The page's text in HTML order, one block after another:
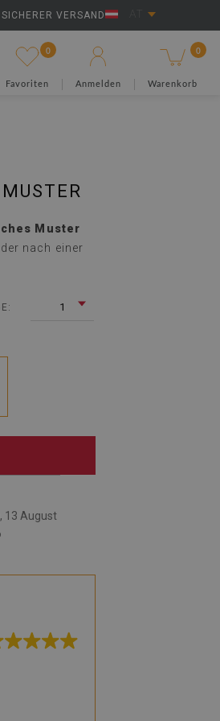
SICHERER VERSAND
0
Favoriten Anmelden
0
Warenkorb
Muster
nach einer
1
13 August